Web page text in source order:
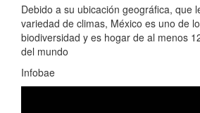
Debido a su ubicación geográfica, que
variedad de climas, México es uno de
biodiversidad y es hogar de al menos
del mundo
Infobae